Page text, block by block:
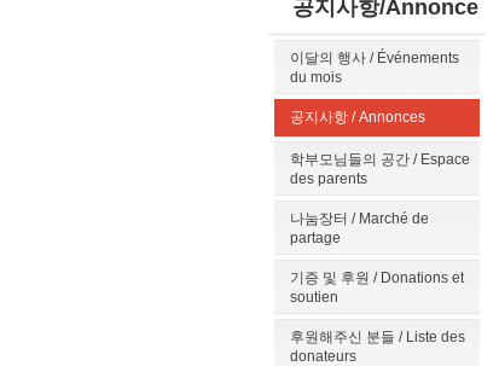
공지사항/Annonce
이달의 행사 / Événements
du mois
공지사항 / Annonces
학부모님들의 공간 / Espace
des parents
나눔장터 / Marché de
partage
기증 및 후원 / Donations et
soutien
후원해주신 분들 / Liste des
donateurs